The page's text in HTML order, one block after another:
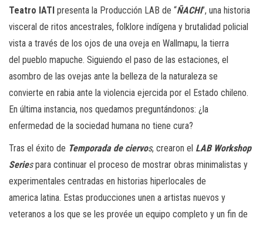
Teatro IATI presenta la Producción LAB de “ÑACHI”, una historia
visceral de ritos ancestrales, folklore indígena y brutalidad policial
vista a través de los ojos de una oveja en Wallmapu, la tierra
del pueblo mapuche. Siguiendo el paso de las estaciones, el
asombro de las ovejas ante la belleza de la naturaleza se
convierte en rabia ante la violencia ejercida por el Estado chileno.
En última instancia, nos quedamos preguntándonos: ¿la
enfermedad de la sociedad humana no tiene cura?
Tras el éxito de Temporada de ciervos, crearon el LAB Workshop
Seriespara continuar el proceso de mostrar obras minimalistas y
experimentales centradas en historias hiperlocales de
america latina. Estas producciones unen a artistas nuevos y
veteranos a los que se les provée un equipo completo y un fin de